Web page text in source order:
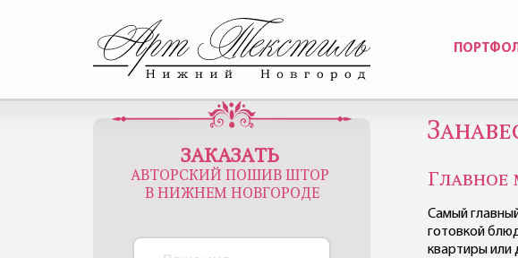
Главное
Самый
готовкой
квартиры или
ЗАКАЗАТЬ
АВТОРСКИЙ ПОШИВ ШТОР
В НИЖНЕМ НОВГОРОДЕ